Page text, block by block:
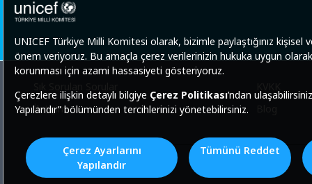
İletişim